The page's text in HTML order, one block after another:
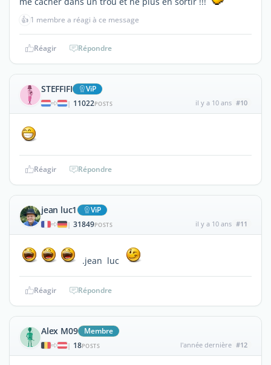
👍 1 membre a réagi à ce message
Réagir Répondre
STEFFIFI ViP
| 11022POSTS il y a 10 ans #10
Réagir Répondre
jean luc1 ViP
| 31849POSTS il y a 10 ans #11
.jean luc
Réagir Répondre
Alex M09 Membre
| 18POSTS l'année dernière #12